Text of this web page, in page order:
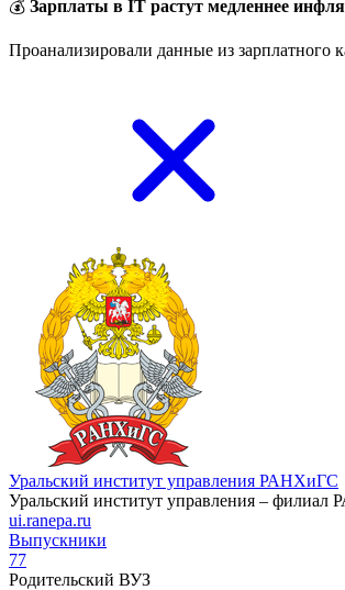
💰 Зарплаты в IT растут медленнее
Проанализировали данные из зарплатного
Уральский институт управления РАНХиГС
Уральский институт управления –
ui.ranepa.ru
Выпускники
77
Родительский ВУЗ